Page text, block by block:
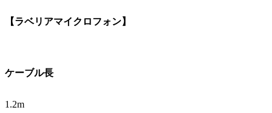
【ラベリアマイクロフォン】
ケーブル長
1.2m